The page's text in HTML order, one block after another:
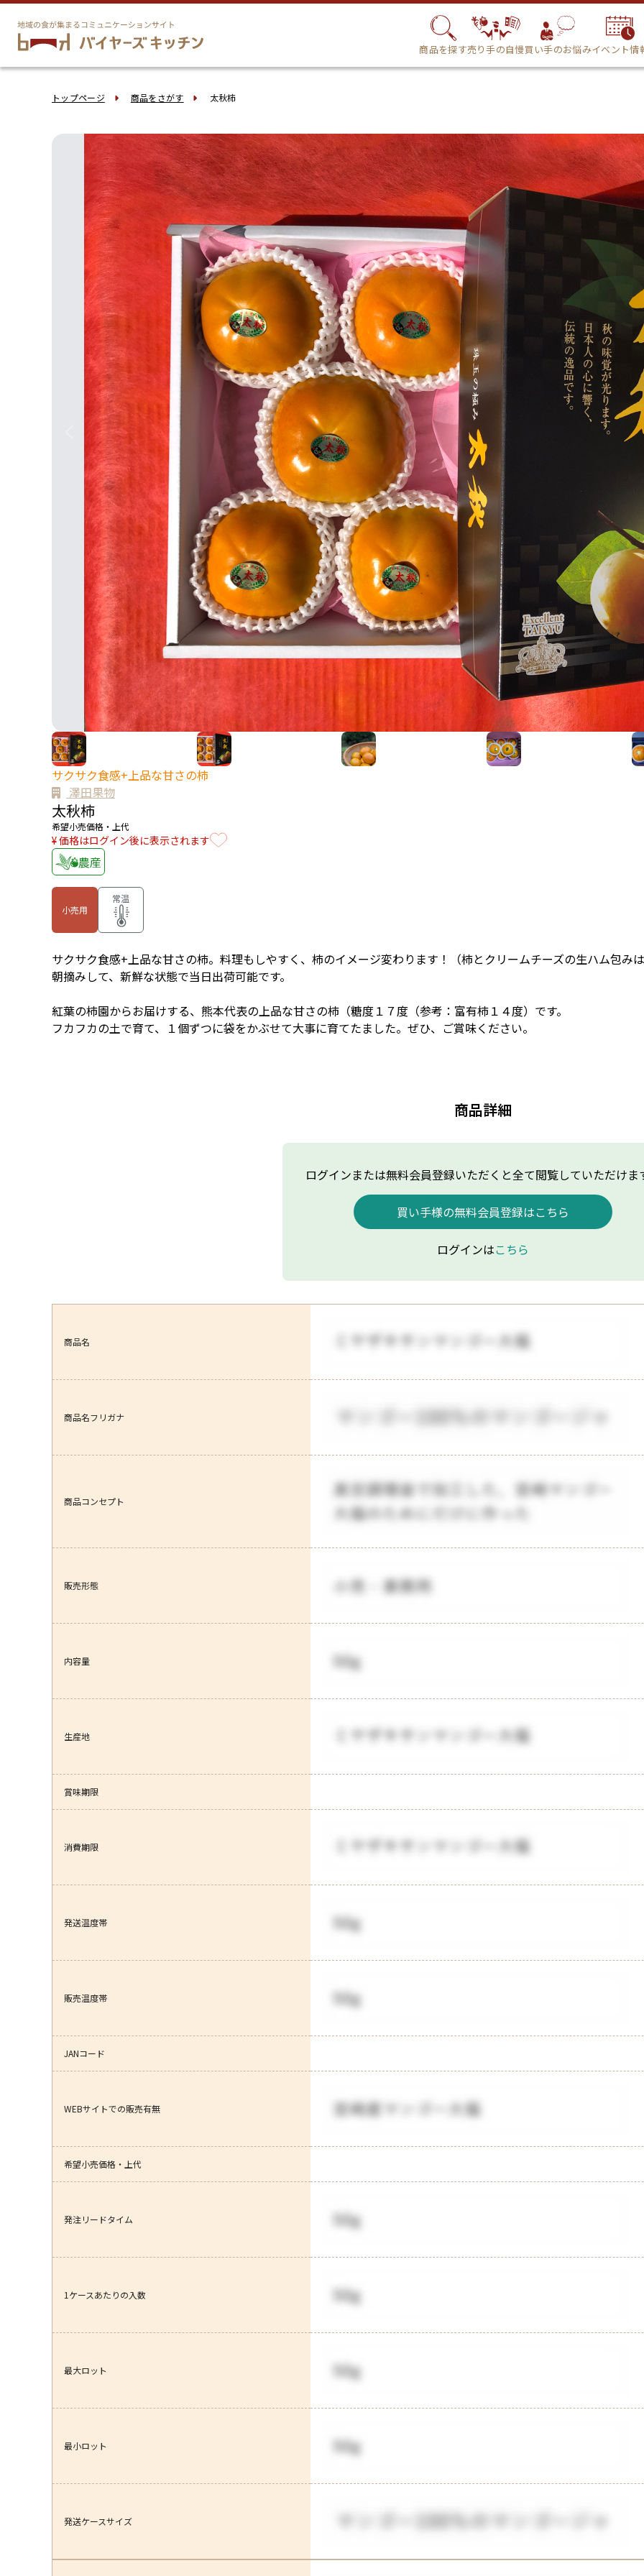
商品を探す売り手の自慢買い手のお悩みイベント情
トップページ 商品をさがす 太秋柿
サクサク食感+上品な甘さの柿
澤田果物
太秋柿
希望小売価格・上代
¥ 価格はログイン後に表示されます
農産
小売用
常温
サクサク食感+上品な甘さの柿。料理もしやすく、柿のイメージ変わります！（柿とクリームチーズの生ハム包み
朝摘みして、新鮮な状態で当日出荷可能です。
紅葉の柿園からお届けする、熊本代表の上品な甘さの柿（糖度１７度（参考：富有柿１４度）です。
フカフカの土で育て、１個ずつに袋をかぶせて大事に育てたました。ぜひ、ご賞味ください。
商品詳細
ログインまたは無料会員登録いただくと全て閲覧していただけま
買い手様の無料会員登録はこちら
ログインはこちら
商品名
商品名フリガナ
商品コンセプト
販売形態
内容量
生産地
賞味期限
消費期限
発送温度帯
販売温度帯
JANコード
WEBサイトでの販売有無
希望小売価格・上代
発注リードタイム
1ケースあたりの入数
最大ロット
最小ロット
発送ケースサイズ